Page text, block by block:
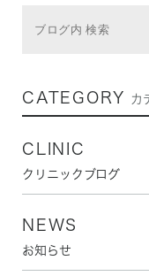
CATEGORY カ
CLINIC
クリニックブログ
NEWS
お知らせ